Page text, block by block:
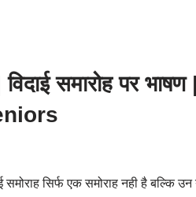
समारोह पर भाषण |
सिर्फ एक समोराह नही है बल्कि उन